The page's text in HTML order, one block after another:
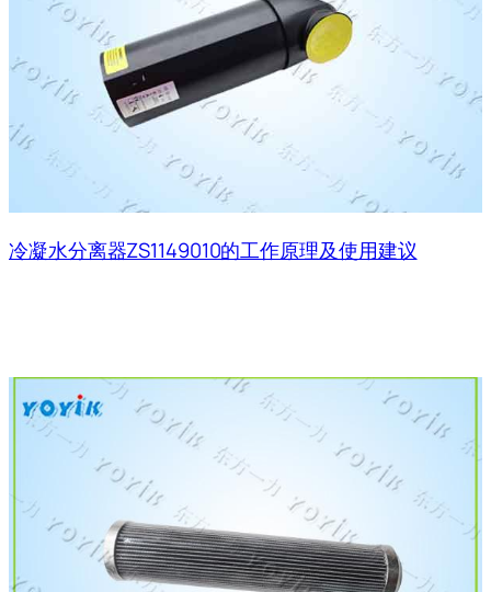
冷凝水分离器ZS1149010的工作原理及使用建议